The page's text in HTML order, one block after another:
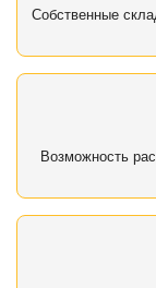
Собственные
Возможность